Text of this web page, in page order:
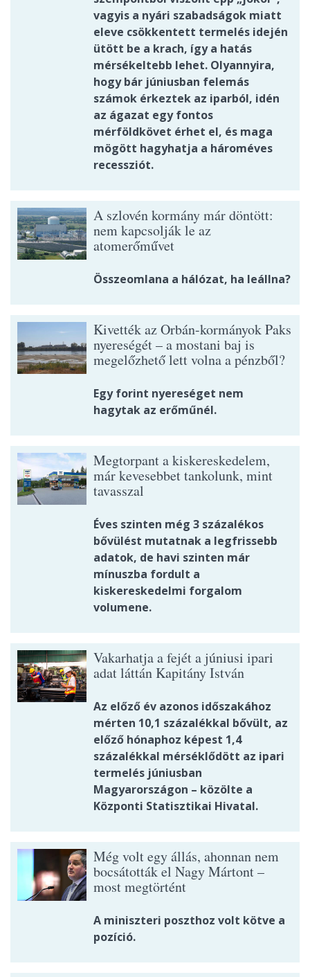
vagyis a nyári szabadságok miatt
eleve csökkentett termelés idején
ütött be a krach, így a hatás
mérsékeltebb lehet. Olyannyira,
hogy bár júniusban felemás
számok érkeztek az iparból, idén
az ágazat egy fontos
mérföldkövet érhet el, és maga
mögött hagyhatja a hároméves
recessziót.
A szlovén kormány már döntött:
nem kapcsolják le az
atomerőművet
Összeomlana a hálózat, ha leállna?
Kivették az Orbán-kormányok Paks
nyereségét – a mostani baj is
megelőzhető lett volna a pénzből?
Egy forint nyereséget nem
hagytak az erőműnél.
Megtorpant a kiskereskedelem,
már kevesebbet tankolunk, mint
tavasszal
Éves szinten még 3 százalékos
bővülést mutatnak a legfrissebb
adatok, de havi szinten már
mínuszba fordult a
kiskereskedelmi forgalom
volumene.
Vakarhatja a fejét a júniusi ipari
adat láttán Kapitány István
Az előző év azonos időszakához
mérten 10,1 százalékkal bővült, az
előző hónaphoz képest 1,4
százalékkal mérséklődött az ipari
termelés júniusban
Magyarországon – közölte a
Központi Statisztikai Hivatal.
Még volt egy állás, ahonnan nem
bocsátották el Nagy Mártont –
most megtörtént
A miniszteri poszthoz volt kötve a
pozíció.